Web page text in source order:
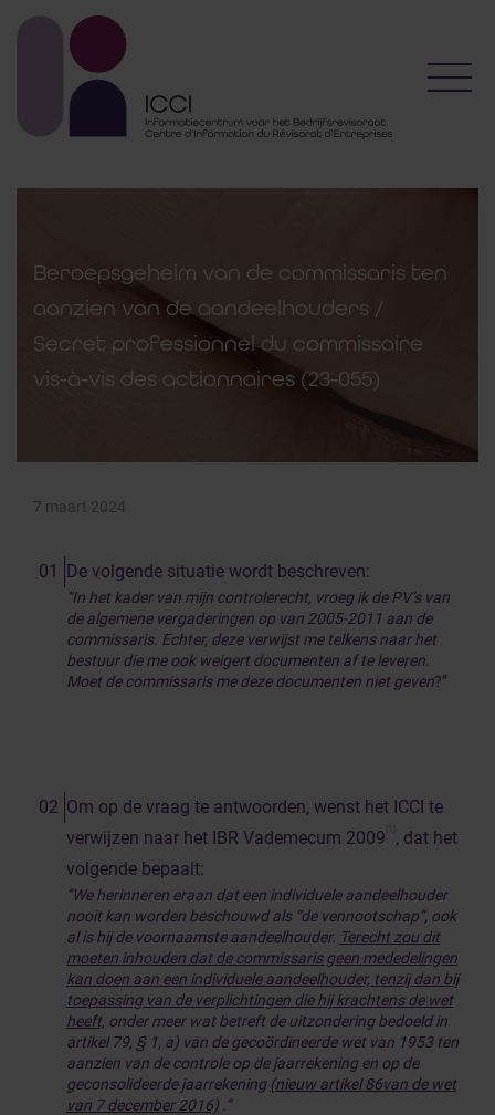
Beroepsgeheim van de commissaris ten
aanzien van de aandeelhouders /
Secret professionnel du commissaire
vis-à-vis des actionnaires (23-055)
7 maart 2024
De volgende situatie wordt beschreven:
“In het kader van mijn controlerecht, vroeg ik de PV’s van
de algemene vergaderingen op van 2005-2011 aan de
commissaris. Echter, deze verwijst me telkens naar het
bestuur die me ook weigert documenten af te leveren.
Moet de commissaris me deze documenten niet geven?”
Om op de vraag te antwoorden, wenst het ICCI te
verwijzen naar het IBR Vademecum 2009 , dat het
volgende bepaalt:
“We herinneren eraan dat een individuele aandeelhouder
nooit kan worden beschouwd als “de vennootschap”, ook
al is hij de voornaamste aandeelhouder. Terecht zou dit
moeten inhouden dat de commissaris geen mededelingen
kan doen aan een individuele aandeelhouder, tenzij dan bij
toepassing van de verplichtingen die hij krachtens de wet
heeft, onder meer wat betreft de uitzondering bedoeld in
artikel 79, § 1, a) van de gecoördineerde wet van 1953 ten
aanzien van de controle op de jaarrekening en op de
geconsolideerde jaarrekening (nieuw artikel 86van de wet
van 7 december 2016) .”